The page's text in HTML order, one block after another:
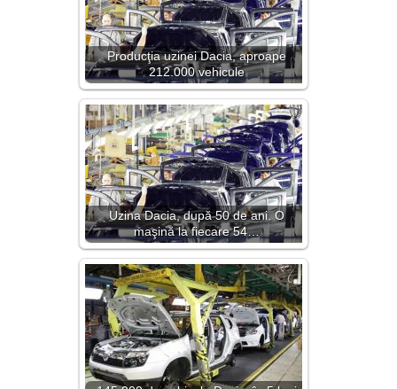
Producţia uzinei Dacia, aproape
212.000 vehicule
Uzina Dacia, după 50 de ani. O
maşină la fiecare 54…